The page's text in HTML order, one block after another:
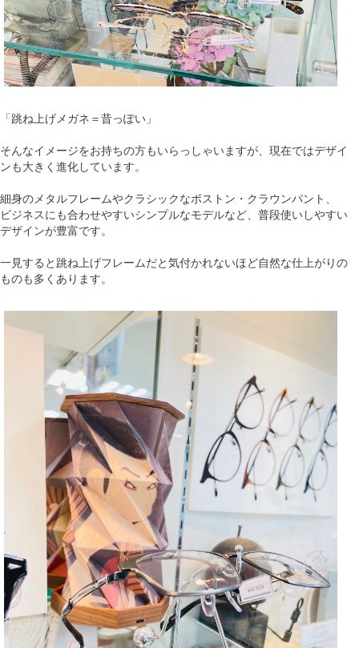
「跳ね上げメガネ＝昔っぽい」
そんなイメージをお持ちの方もいらっしゃいますが、現在ではデザイ
ンも大きく進化しています。
細身のメタルフレームやクラシックなボストン・クラウンパント、
ビジネスにも合わせやすいシンプルなモデルなど、普段使いしやすい
デザインが豊富です。
一見すると跳ね上げフレームだと気付かれないほど自然な仕上がりの
ものも多くあります。